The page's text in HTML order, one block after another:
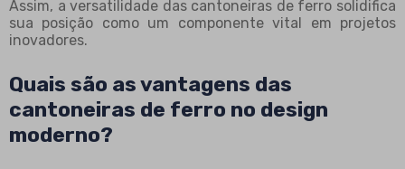
Assim, a versatilidade das cantoneiras de ferro solidifica
sua posição como um componente vital em projetos
inovadores.
Quais são as vantagens das
cantoneiras de ferro no design
moderno?